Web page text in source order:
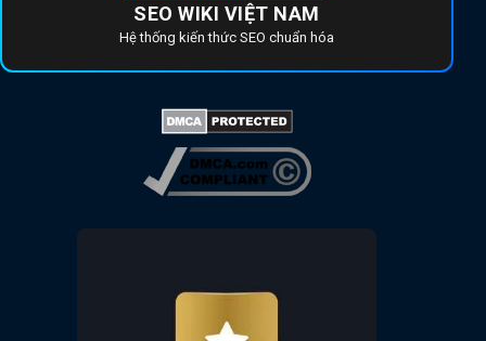
SEO WIKI VIỆT NAM
Hệ thống kiến thức SEO chuẩn hóa